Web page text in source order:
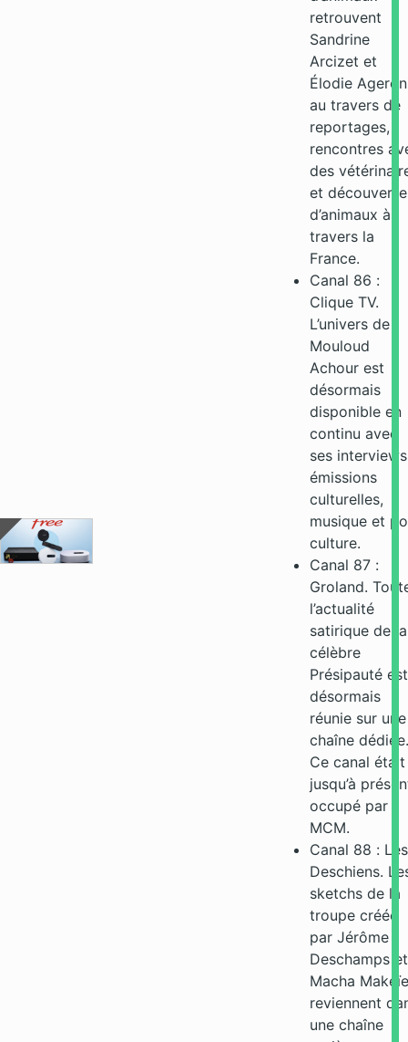
retrouvent
Sandrine
Arcizet et
Élodie Ageron
au travers de
reportages,
rencontres
des
et
d’animaux à
travers la
France.
Canal 86 :
Clique TV.
L’univers de
Mouloud
Achour est
désormais
disponible en
continu avec
ses
émissions
culturelles,
musique et
culture.
Canal 87 :
Groland.
l’actualité
satirique de la
célèbre
Présipauté est
désormais
réunie sur une
chaîne dédiée.
Ce canal était
jusqu’à
occupé par
MCM.
Canal 88 : Les
Deschiens.
sketchs de la
troupe créée
par Jérôme
Deschamps et
Macha
reviennent
une chaîne